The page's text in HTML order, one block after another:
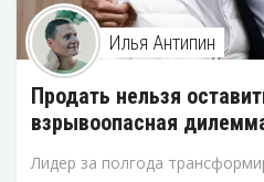
Илья Антипин
Продать нельзя
взрывоопасная
Лидер за полгода